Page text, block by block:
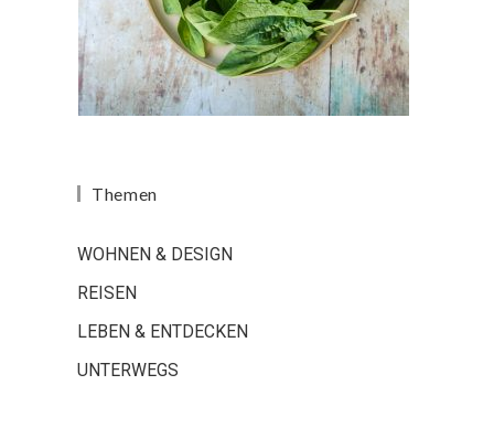
Themen
WOHNEN & DESIGN
REISEN
LEBEN & ENTDECKEN
UNTERWEGS